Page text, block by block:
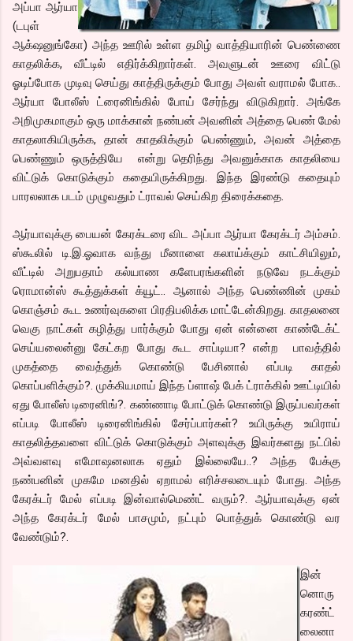
அப்பா ஆர்யா
(டபுள்
ஆக்‌ஷனுங்கோ) அந்த ஊரில் உள்ள தமிழ் வாத்தியாரின் பெண்ணை
காதலிக்க, வீட்டில் எதிர்க்கிறார்கள். அவளுடன் ஊரை விட்டு
ஓடிப்போக முடிவு செய்து காத்திருக்கும் போது அவள் வராமல் போக..
ஆர்யா போலீஸ் ட்ரைனிங்கில் போய் சேர்ந்து விடுகிறார். அங்கே
அறிமுகமாகும் ஒரு மாக்கான் நண்பன் அவனின் அத்தை பெண் மேல்
காதலாகியிருக்க, தான் காதலிக்கும் பெண்ணும், அவன் அத்தை
பெண்ணும் ஒருத்தியே என்று தெரிந்து அவனுக்காக காதலியை
விட்டுக் கொடுக்கும் கதையிருக்கிறது. இந்த இரண்டு கதையும்
பாரலலாக படம் முழுவதும் ட்ராவல் செய்கிற திரைக்கதை.
ஆர்யாவுக்கு பையன் கேரக்டரை விட அப்பா ஆர்யா கேரக்டர் அம்சம்.
ஸ்கூலில் டி.இ.ஓவாக வந்து மீனாளை கலாய்க்கும் காட்சியிலும்,
வீட்டில் அறுபதாம் கல்யாண களேபரங்களின் நடுவே நடக்கும்
ரொமான்ஸ் கூத்துக்கள் க்யூட்.. ஆனால் அந்த பெண்ணின் முகம்
கொஞ்சம் கூட உணர்வுகளை பிரதிபலிக்க மாட்டேன்கிறது. காதலனை
வெகு நாட்கள் கழித்து பார்க்கும் போது ஏன் என்னை காண்டேக்ட்
செய்யலைன்னு கேட்கற போது கூட சாப்டியா? என்ற பாவத்தில்
முகத்தை வைத்துக் கொண்டு பேசினால் எப்படி காதல்
கொப்பளிக்கும்?. முக்கியமாய் இந்த ப்ளாஷ் பேக் ட்ராக்கில் ஊட்டியில்
ஏது போலீஸ் டிரைனிங்?. கண்ணாடி போட்டுக் கொண்டு இருப்பவர்கள்
எப்படி போலீஸ் டிரைனிங்கில் சேர்ப்பார்கள்? உயிருக்கு உயிராய்
காதலித்தவளை விட்டுக் கொடுக்கும் அளவுக்கு இவர்களது நட்பில்
அவ்வளவு எமோஷனலாக ஏதும் இல்லையே..? அந்த பேக்கு
நண்பனின் முகமே மனதில் ஏறாமல் எரிச்சலடையும் போது. அந்த
கேரக்டர் மேல் எப்படி இன்வால்மெண்ட் வரும்?. ஆர்யாவுக்கு ஏன்
அந்த கேரக்டர் மேல் பாசமும், நட்பும் பொத்துக் கொண்டு வர
வேண்டும்?.
இன்
னொரு
கரண்ட்
லைனா